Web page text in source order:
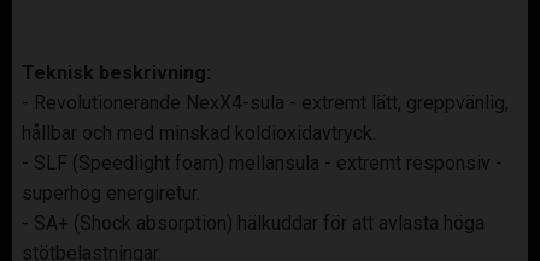
Teknisk beskrivning:
- Revolutionerande NexX4-sula - extremt lätt, greppvänlig,
hållbar och med minskad koldioxidavtryck.
- SLF (Speedlight foam) mellansula - extremt responsiv -
superhög energiretur.
- SA+ (Shock absorption) hälkuddar för att avlasta höga
stötbelastningar.